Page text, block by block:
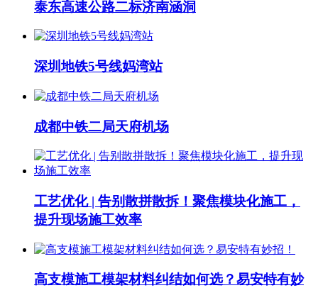
泰东高速公路二标济南涵洞
深圳地铁5号线妈湾站
成都中铁二局天府机场
工艺优化 | 告别散拼散拆！聚焦模块化施工，
提升现场施工效率
高支模施工模架材料纠结如何选？易安特有妙